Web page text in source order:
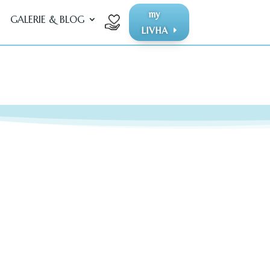
GALERIE & BLOG
my
LIVHA